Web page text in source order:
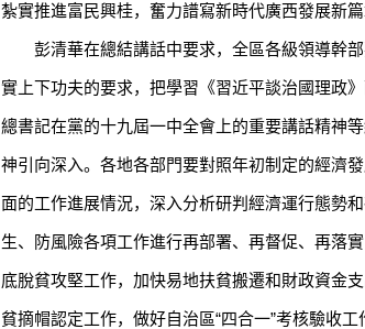
紮實推進富民興桂，奮力譜寫新時代廣西發展新篇
彭清華在總結講話中要求，全區各級領導幹部
實上下功夫的要求，把學習《習近平談治國理政
總書記在黨的十九屆一中全會上的重要講話精神
神引向深入。各地各部門要對照年初制定的經濟
面的工作進展情況，深入分析研判經濟運行態勢
生、防風險各項工作進行再部署、再督促、再落
底脫貧攻堅工作，加快易地扶貧搬遷和財政資金
貧摘帽認定工作，做好自治區“四合一”考核驗收